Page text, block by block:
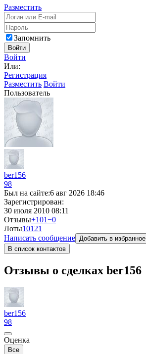
Разместить
Запомнить
Войти
Войти
Или:
Регистрация
Разместить Войти
Пользователь
ber156
98
Был на сайте:6 авг 2026 18:46
Зарегистрирован:
30 июля 2010 08:11
Отзывы+101−0
Лоты10121
Написать сообщение Добавить в избранное
В список контактов
Отзывы о сделках ber156
ber156
98
Оценка
Все